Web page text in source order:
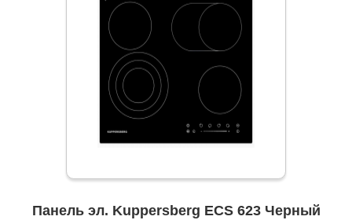
Панель эл. Kuppersberg ECS 623 Черный